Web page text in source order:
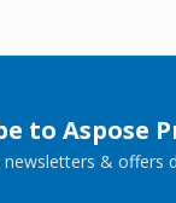
to Aspose
& offers